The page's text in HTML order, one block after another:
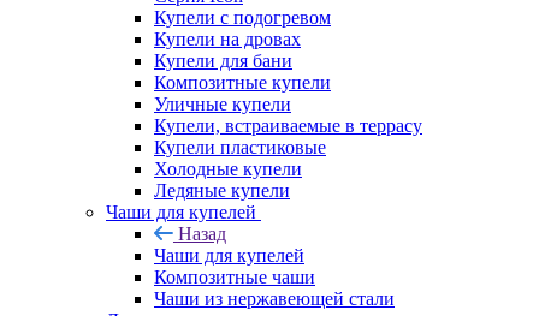
Купели с подогревом
Купели на дровах
Купели для бани
Композитные купели
Уличные купели
Купели, встраиваемые в террасу
Купели пластиковые
Холодные купели
Ледяные купели
Чаши для купелей
Назад
Чаши для купелей
Композитные чаши
Чаши из нержавеющей стали